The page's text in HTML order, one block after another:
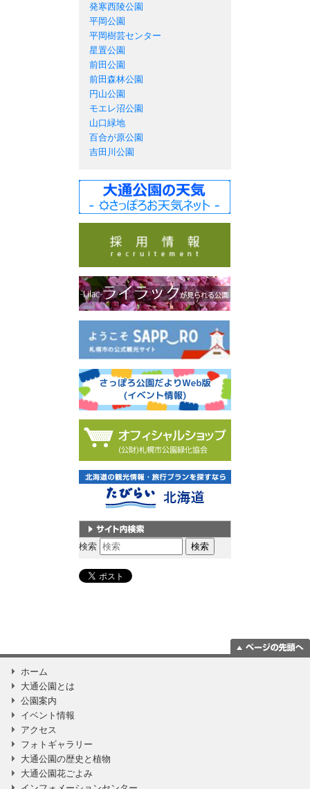
発寒西陵公園
平岡公園
平岡樹芸センター
星置公園
前田公園
前田森林公園
円山公園
モエレ沼公園
山口緑地
百合が原公園
吉田川公園
サイト内検索
検索
ホーム
大通公園とは
公園案内
イベント情報
アクセス
フォトギャラリー
大通公園の歴史と植物
大通公園花ごよみ